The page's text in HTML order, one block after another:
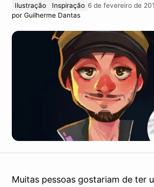
Ilustração Inspiração 6 de fevereiro de
por Guilherme Dantas
Muitas pessoas gostariam de ter